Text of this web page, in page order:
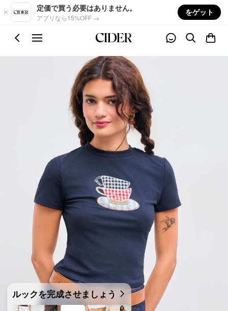
Skip to main content
定価で買う必要はありません。
アプリなら15%OFF →
をゲット
ルックを完成させましょう